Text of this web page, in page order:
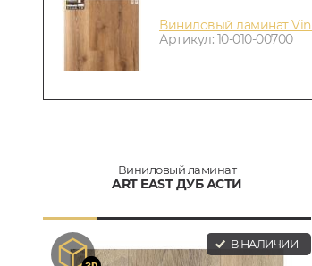
Виниловый ламинат
Артикул: 10-010-00700
Виниловый ламинат
ART EAST ДУБ АСТИ
В НАЛИЧИИ